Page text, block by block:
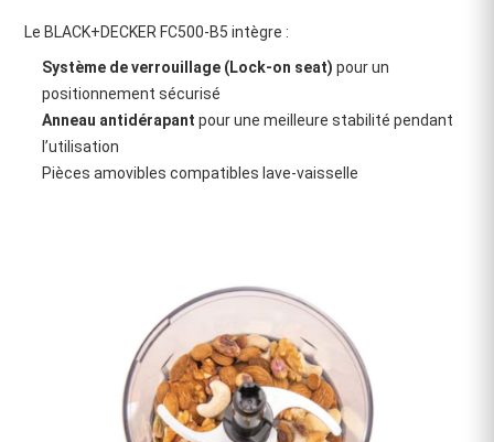
Le BLACK+DECKER FC500-B5 intègre :
Système de verrouillage (Lock-on seat) pour un
positionnement sécurisé
Anneau antidérapant pour une meilleure stabilité pendant
l’utilisation
Pièces amovibles compatibles lave-vaisselle